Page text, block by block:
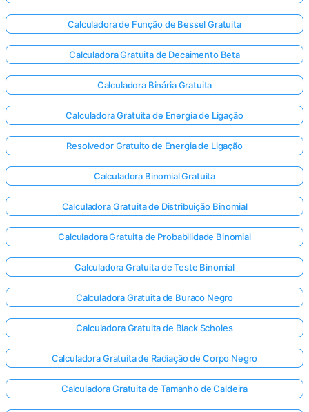
Calculadora de Função de Bessel Gratuita
Calculadora Gratuita de Decaimento Beta
Calculadora Binária Gratuita
Calculadora Gratuita de Energia de Ligação
Resolvedor Gratuito de Energia de Ligação
Calculadora Binomial Gratuita
Calculadora Gratuita de Distribuição Binomial
Calculadora Gratuita de Probabilidade Binomial
Calculadora Gratuita de Teste Binomial
Calculadora Gratuita de Buraco Negro
Calculadora Gratuita de Black Scholes
Calculadora Gratuita de Radiação de Corpo Negro
Calculadora Gratuita de Tamanho de Caldeira